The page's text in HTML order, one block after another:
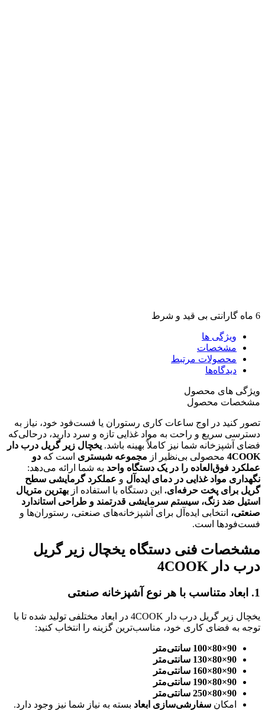
6 ماه گارانتی بی قید و شرط
ویژگی ها
مشخصات
محصولات مرتبط
دیدگاه‌ها
ویژگی های محصول
مشخصات محصول
تصور کنید در اوج ساعات کاری رستوران یا فست‌فود خود، نیاز به
دسترسی سریع و راحت به مواد غذایی تازه و سرد دارید، درحالی‌که
فضای آشپزخانه شما نیز کاملاً بهینه باشد. یخچال زیر گریل درب دار
4COOK محصولی بی‌نظیر از مجموعه شبستری است که دو
عملکرد فوق‌العاده را در یک دستگاه واحد به شما ارائه می‌دهد:
نگهداری مواد غذایی در دمای ایده‌آل و عملکرد گرمایشی سطح
گریل برای پخت حرفه‌ای. این دستگاه با استفاده از بهترین متریال
استیل ضد زنگ، سیستم سرمایشی قدرتمند و طراحی استاندارد
صنعتی، انتخابی ایده‌آل برای آشپزخانه‌های صنعتی، رستوران‌ها و
فست‌فودها است.
مشخصات فنی دستگاه یخچال زیر گریل
درب دار 4COOK
1. ابعاد متناسب با هر نوع آشپزخانه صنعتی
یخچال زیر گریل درب دار 4COOK در ابعاد مختلفی تولید شده تا با
توجه به فضای کاری خود، مناسب‌ترین گزینه را انتخاب کنید:
90×80×100
سانتی‌متر
90×80×130
سانتی‌متر
90×80×160
سانتی‌متر
90×80×190
سانتی‌متر
90×80×250
سانتی‌متر
امکان سفارشی‌سازی ابعاد بسته به نیاز شما نیز وجود دارد.